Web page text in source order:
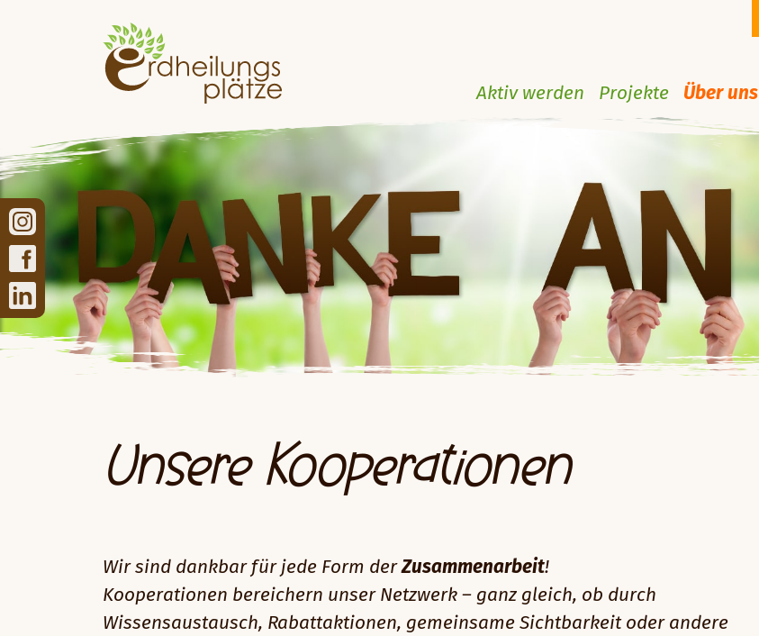
Aktiv werden Projekte Über uns
Unsere Kooperationen
Wir sind dankbar für jede Form derZusammenarbeit!
Kooperationen bereichern unser Netzwerk – ganz gleich, ob durch
Wissensaustausch, Rabattaktionen, gemeinsame Sichtbarkeit oder andere